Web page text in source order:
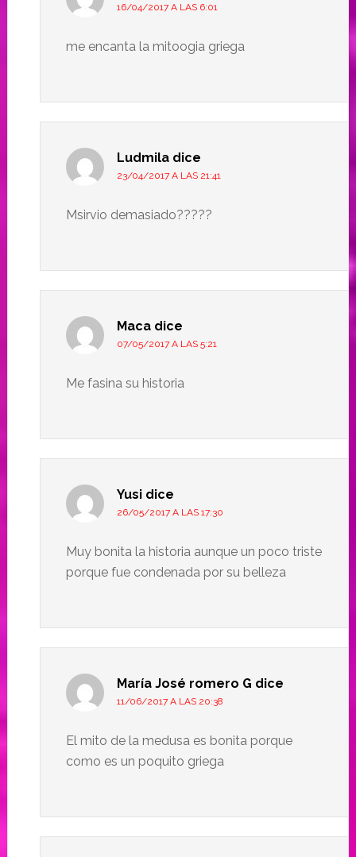
16/04/2017 A LAS 6:01
me encanta la mitoogia griega
Ludmila dice
23/04/2017 A LAS 21:41
Msirvio demasiado?????
Maca dice
07/05/2017 A LAS 5:21
Me fasina su historia
Yusi dice
26/05/2017 A LAS 17:30
Muy bonita la historia aunque un poco triste
porque fue condenada por su belleza
María José romero G dice
11/06/2017 A LAS 20:38
El mito de la medusa es bonita porque
como es un poquito griega